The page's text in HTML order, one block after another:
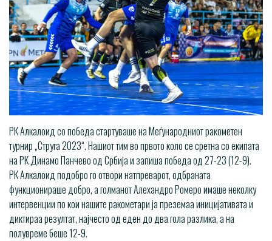
РК Алкалоид со победа стартуваше на Меѓународниот ракометен
турнир „Струга 2023“. Нашиот тим во првото коло се сретна со екипата
на РК Динамо Панчево од Србија и запиша победа од 27-23 (12-9).
РК Алкалоид подобро го отвори натпреварот, одбраната
функционираше добро, а голманот Алехандро Ромеро имаше неколку
интервенции по кои нашите ракометари ја преземаа иницијативата и
диктираа резултат, најчесто од еден до два гола разлика, а на
полувреме беше 12-9.